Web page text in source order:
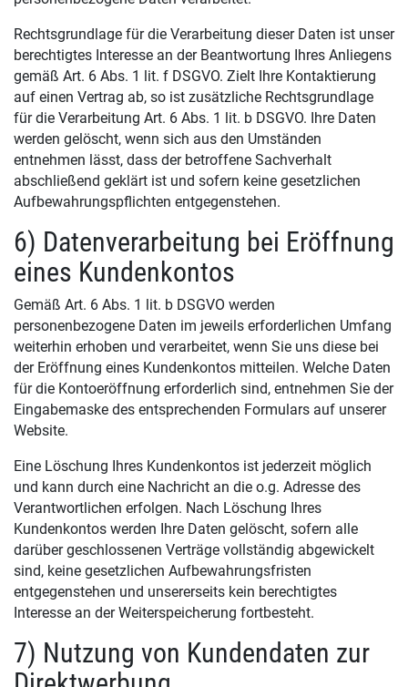
Rechtsgrundlage für die Verarbeitung dieser Daten ist unser
berechtigtes Interesse an der Beantwortung Ihres Anliegens
gemäß Art. 6 Abs. 1 lit. f DSGVO. Zielt Ihre Kontaktierung
auf einen Vertrag ab, so ist zusätzliche Rechtsgrundlage
für die Verarbeitung Art. 6 Abs. 1 lit. b DSGVO. Ihre Daten
werden gelöscht, wenn sich aus den Umständen
entnehmen lässt, dass der betroffene Sachverhalt
abschließend geklärt ist und sofern keine gesetzlichen
Aufbewahrungspflichten entgegenstehen.
6) Datenverarbeitung bei Eröffnung
eines Kundenkontos
Gemäß Art. 6 Abs. 1 lit. b DSGVO werden
personenbezogene Daten im jeweils erforderlichen Umfang
weiterhin erhoben und verarbeitet, wenn Sie uns diese bei
der Eröffnung eines Kundenkontos mitteilen. Welche Daten
für die Kontoeröffnung erforderlich sind, entnehmen Sie der
Eingabemaske des entsprechenden Formulars auf unserer
Website.
Eine Löschung Ihres Kundenkontos ist jederzeit möglich
und kann durch eine Nachricht an die o.g. Adresse des
Verantwortlichen erfolgen. Nach Löschung Ihres
Kundenkontos werden Ihre Daten gelöscht, sofern alle
darüber geschlossenen Verträge vollständig abgewickelt
sind, keine gesetzlichen Aufbewahrungsfristen
entgegenstehen und unsererseits kein berechtigtes
Interesse an der Weiterspeicherung fortbesteht.
7) Nutzung von Kundendaten zur